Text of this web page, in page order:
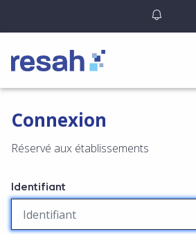
Logo Resah
Connexion
Réservé aux établissements
Identifiant